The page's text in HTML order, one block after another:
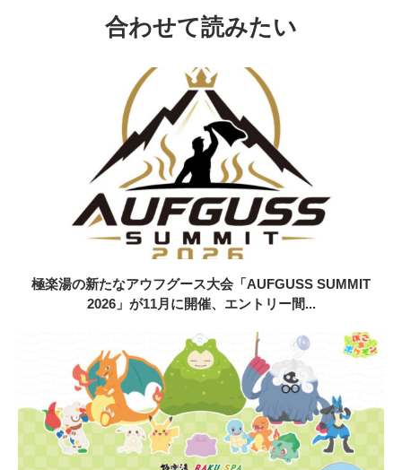
合わせて読みたい
極楽湯の新たなアウフグース大会「AUFGUSS SUMMIT
2026」が11月に開催、エントリー間...